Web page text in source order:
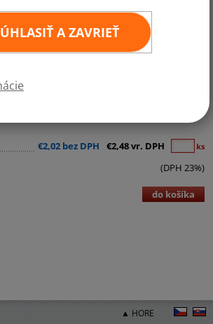
A ZAVRIEŤ
€2,02 bez DPH €2,48 vr. DPH ks
(DPH 23%)
do košíka
▲ HORE